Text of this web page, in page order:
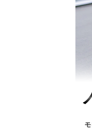
森感覚アスレチ
カフェテリア
グッズ・ショッ